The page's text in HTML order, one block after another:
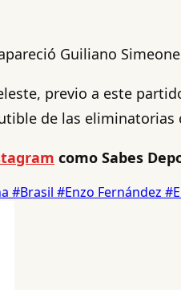
Guiliano
previo a este
de las eliminatorias
como Sabes
#Brasil #Enzo Fernández